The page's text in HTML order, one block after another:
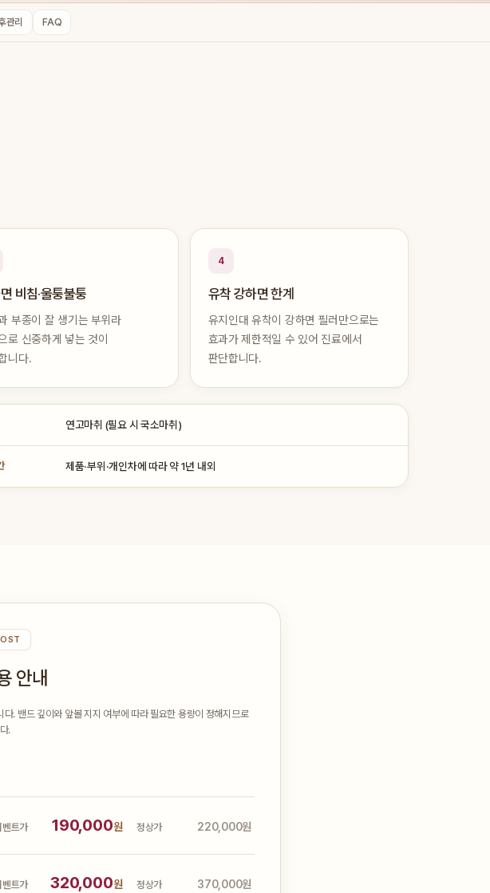
관리 FAQ
비침·울퉁불퉁
부종이 잘 생기는 부위라
로 신중하게 넣는 것이
니다.
4
유착 강하면 한계
유지인대 유착이 강하면 필러만으로는
효과가 제한적일 수 있어 진료에서
판단합니다.
연고마취 (필요 시 국소마취)
제품·부위·개인차에 따라 약 1년 내외
안내
. 밴드 깊이와 앞볼 지지 여부에 따라 필요한 용량이 정해지므로
.
벤트가 190,000원 정상가 220,000원
벤트가 320,000원 정상가 370,000원